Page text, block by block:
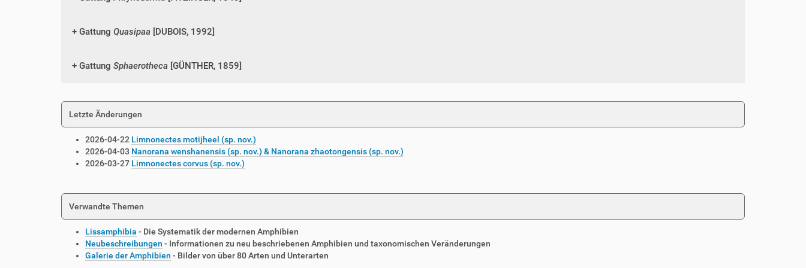
Gattung Quasipaa [DUBOIS, 1992]
Gattung Sphaerotheca [GÜNTHER, 1859]
Letzte Änderungen
2026-04-22 Limnonectes motijheel (sp. nov.)
2026-04-03 Nanorana wenshanensis (sp. nov.) & Nanorana zhaotongensis (sp. nov.)
2026-03-27 Limnonectes corvus (sp. nov.)
Verwandte Themen
Lissamphibia - Die Systematik der modernen Amphibien
Neubeschreibungen - Informationen zu neu beschriebenen Amphibien und taxonomischen Veränderungen
Galerie der Amphibien - Bilder von über 80 Arten und Unterarten